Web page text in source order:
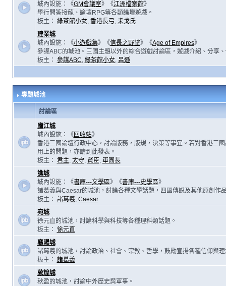
城內設施：《GM會議室》《江洲檔案館》
舉行問答接龍、論壇RPG等各類論壇遊戲。
板主： 綠茶館小女, 香港長弓, 耒戈氏
建業城
城內設施：《小遊戲集》《信長之野望》《Age of Empires》
參謀ABC的城池。三國主題以外的綜合遊戲討論區，遊戲介紹、分享
板主： 參謀ABC, 綠茶館小女, 呂遜
專題城池
討論區
廬江城
城內設施：《回收站》
香港三國論壇行政中心，討論版務，版規，決策等事宜。若對香港三
用上的問題，亦請到此發表。
板主： 君主, 太守, 賢臣, 軍團長
譙城
城內設施：《書庫---文學區》《書庫---史學區》
諸葛羲與Caesar的城池，討論各種文學話題，四國傳說及其他原創作
板主： 諸葛羲, Caesar
宛城
徐元直的城池，討論科學與科技等各種理科類話題。
板主： 徐元直
襄陽城
諸葛羲的城池，討論政治、社會、宗教、哲學，鼓勵宣揚各種信仰與理
板主： 諸葛羲
敦煌城
秋盈的城池，討論中外歷史與軍事。